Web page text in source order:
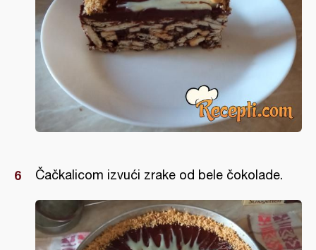
Čačkalicom izvući zrake od bele čokolade.